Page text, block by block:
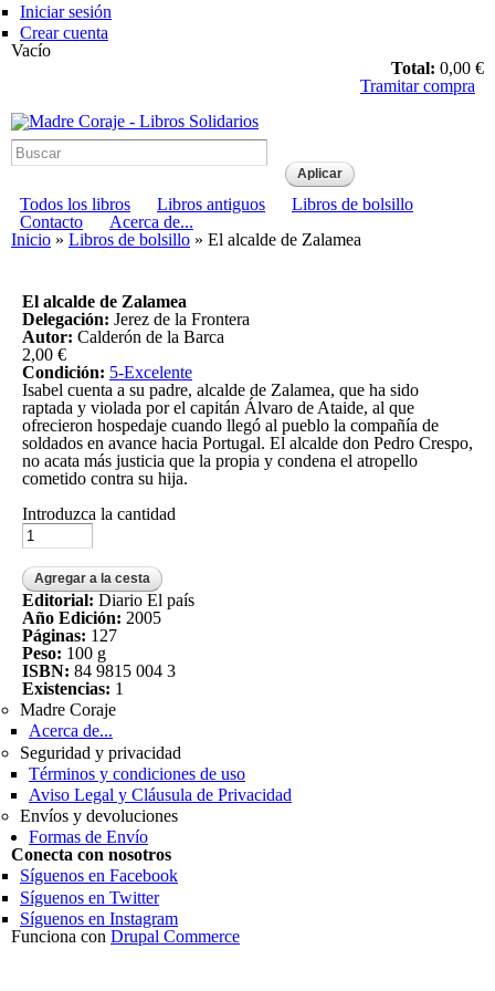
Iniciar sesión
Crear cuenta
Vacío
Total: 0,00 €
Tramitar compra
Madre Coraje - Libros Solidarios
Menú principal
Todos los libros Libros antiguos
Libros de bolsillo
Menú secundario
Contacto
Acerca de...
Usted está aquí
Inicio » Libros de bolsillo » El alcalde de Zalamea
El alcalde de Zalamea
Delegación: Jerez de la Frontera
Autor: Calderón de la Barca
2,00 €
Condición: 5-Excelente
Isabel cuenta a su padre, alcalde de Zalamea, que ha sido
raptada y violada por el capitán Álvaro de Ataide, al que
ofrecieron hospedaje cuando llegó al pueblo la compañía de
soldados en avance hacia Portugal. El alcalde don Pedro Crespo,
no acata más justicia que la propia y condena el atropello
cometido contra su hija.
Introduzca la cantidad
Editorial: Diario El país
Año Edición: 2005
Páginas: 127
Peso: 100 g
ISBN: 84 9815 004 3
Existencias: 1
Madre Coraje
Acerca de...
Seguridad y privacidad
Términos y condiciones de uso
Aviso Legal y Cláusula de Privacidad
Envíos y devoluciones
Formas de Envío
Conecta con nosotros
Síguenos en Facebook
Síguenos en Twitter
Síguenos en Instagram
Funciona con Drupal Commerce